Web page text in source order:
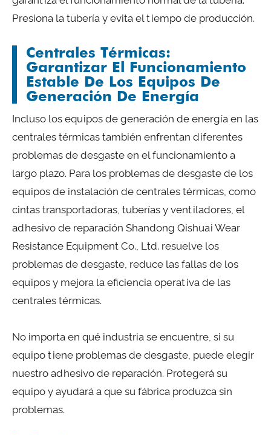
Presiona la tubería y evita el tiempo de producción.
Centrales Térmicas:
Garantizar El Funcionamiento
Estable De Los Equipos De
Generación De Energía
Incluso los equipos de generación de energía en las
centrales térmicas también enfrentan diferentes
problemas de desgaste en el funcionamiento a
largo plazo. Para los problemas de desgaste de los
equipos de instalación de centrales térmicas, como
cintas transportadoras, tuberías y ventiladores, el
adhesivo de reparación Shandong Qishuai Wear
Resistance Equipment Co., Ltd. resuelve los
problemas de desgaste, reduce las fallas de los
equipos y mejora la eficiencia operativa de las
centrales térmicas.
No importa en qué industria se encuentre, si su
equipo tiene problemas de desgaste, puede elegir
nuestro adhesivo de reparación. Protegerá su
equipo y ayudará a que su fábrica produzca sin
problemas.